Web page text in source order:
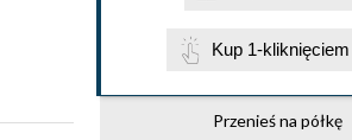
Kup 1-kliknięciem
Przenieś na półkę